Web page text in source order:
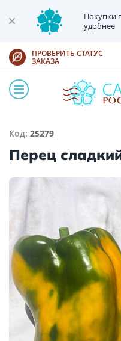
Покупки
удобнее
ПРОВЕРИТЬ СТАТУС
ЗАКАЗА
Код: 25279
Перец